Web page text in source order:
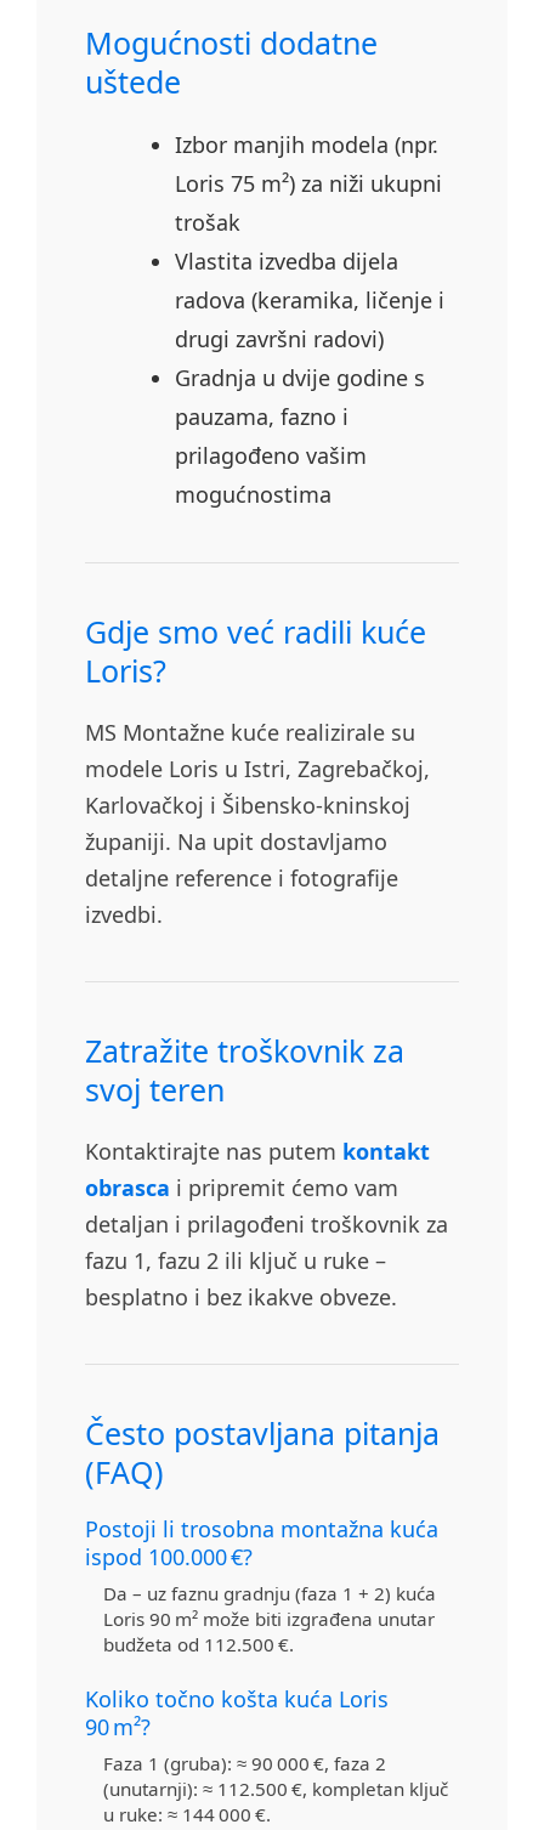
Mogućnosti dodatne
uštede
Izbor manjih modela (npr.
Loris 75 m²) za niži ukupni
trošak
Vlastita izvedba dijela
radova (keramika, ličenje i
drugi završni radovi)
Gradnja u dvije godine s
pauzama, fazno i
prilagođeno vašim
mogućnostima
Gdje smo već radili kuće
Loris?
MS Montažne kuće realizirale su
modele Loris u Istri, Zagrebačkoj,
Karlovačkoj i Šibensko-kninskoj
županiji. Na upit dostavljamo
detaljne reference i fotografije
izvedbi.
Zatražite troškovnik za
svoj teren
Kontaktirajte nas putem kontakt
obrasca i pripremit ćemo vam
detaljan i prilagođeni troškovnik za
fazu 1, fazu 2 ili ključ u ruke –
besplatno i bez ikakve obveze.
Često postavljana pitanja
(FAQ)
Postoji li trosobna montažna kuća
ispod 100.000 €?
Da – uz faznu gradnju (faza 1 + 2) kuća
Loris 90 m² može biti izgrađena unutar
budžeta od 112.500 €.
Koliko točno košta kuća Loris
90 m²?
Faza 1 (gruba): ≈ 90 000 €, faza 2
(unutarnji): ≈ 112.500 €, kompletan ključ
u ruke: ≈ 144 000 €.